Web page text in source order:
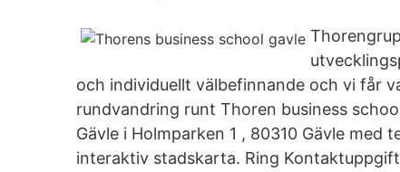
och individuellt välbefinnande och vi får
rundvandring runt Thoren business
Gävle i Holmparken 1 , 80310 Gävle
interaktiv stadskarta. Ring